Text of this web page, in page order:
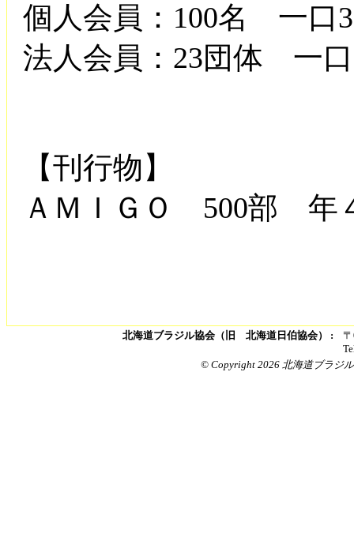
個人会員：100名 一口
法人会員：23団体 一口
【刊行物】
ＡＭＩＧＯ 500部 年
北海道ブラジル協会（旧 北海道日伯協会） :
© Copyright 2026 北海道ブラジ